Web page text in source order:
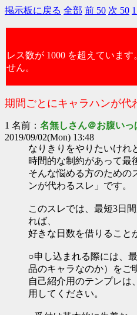
掲示板に戻る 全部 前 50 次 50
レス数が 1000 を超えていま
せん。
期間ごとにキャラハンが代
1 名前： 名無しさん＠お腹いっ
2019/09/02(Mon) 13:48
なりきりをやりたいけれ
時間的な制約があって
そんな悩める方のための
ンが代わるスレ」です。
このスレでは、最短3日
れば、
好きな日数を借りること
○申し込まれる際には、
品のキャラなのか）をご
自己紹介用のテンプレは
用してください。